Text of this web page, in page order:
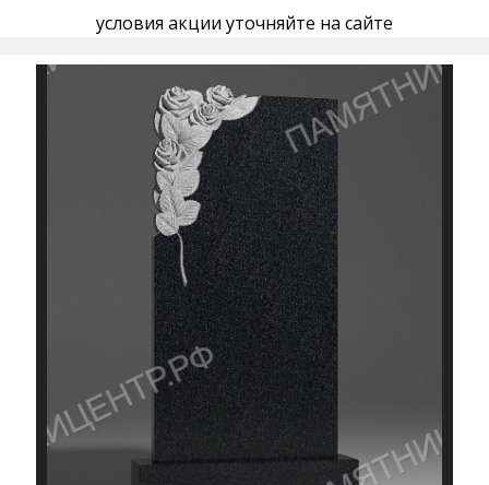
условия акции уточняйте на сайте